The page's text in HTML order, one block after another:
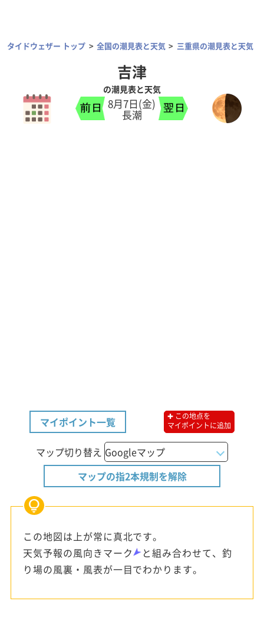
タイドウェザー トップ 全国の潮見表と天気 三重県の潮見表と天気
吉津
の潮見表と天気
8月7日(金)
長潮
マイポイント一覧
✚ この地点を
マイポイントに追加
マップ切り替え
マップの指2本規制を解除
この地図は上が常に真北です。
天気予報の風向きマーク
と組み合わせて、釣
り場の風裏・風表が一目でわかります。